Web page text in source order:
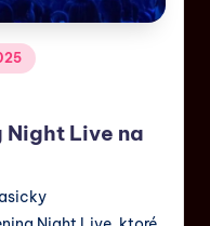
Night Live na